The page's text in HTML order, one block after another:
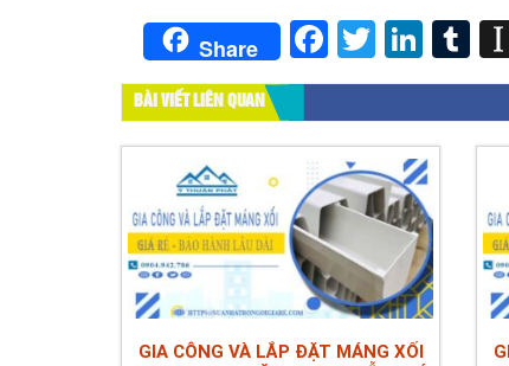
Share Facebook
Twitter
BÀI VIẾT LIÊN QUAN
GIA CÔNG VÀ LẮP ĐẶT MÁNG XỐI